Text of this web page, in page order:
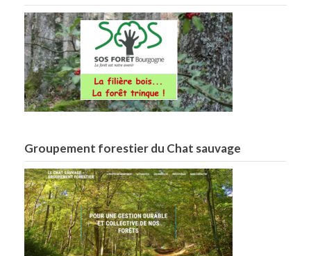
Groupement forestier du Chat sauvage